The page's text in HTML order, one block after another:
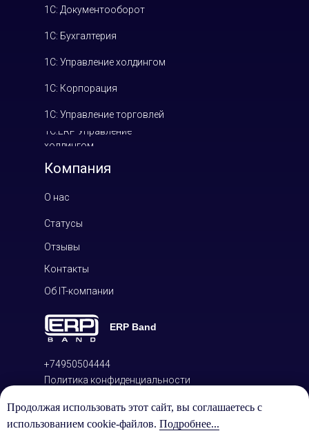
Продолжая использовать этот сайт, вы соглашаетесь с
использованием cookie-файлов. Подробнее...
Компания
+74950504444
1С: Документооборот
Политика конфиденциальности
1С: Управление холдингом
1С: Корпорация
1С: Бухгалтерия
1С: Управление торговлей
1С:ERP Управление
холдингом
О нас
Статусы
Отзывы
Контакты
Об IT-компании
ООО «ЕЭрПи Бэнд»
ERP Band